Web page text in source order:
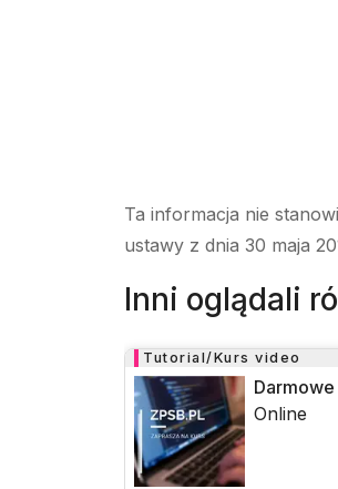
Ta informacja nie
ustawy z dnia 30 maja
Inni oglądali
Tutorial/Kurs video
Darmowe
Online